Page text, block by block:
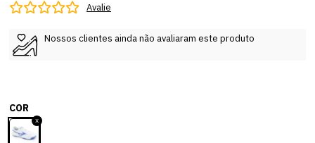
Avalie
Nossos clientes ainda não avaliaram este produto
COR